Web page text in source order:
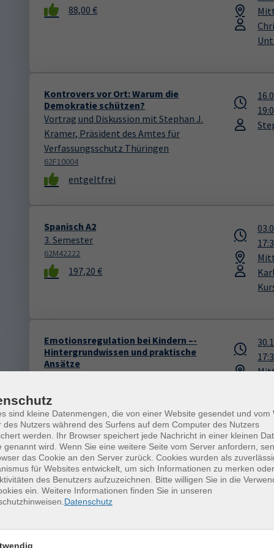
88,00 €
Kontrovers vor Ort: Warum die
Demokratie schützen?
Vortrag und Diskussion mit Stephan J.
Kramer, Präsident des Amtes für
Verfassungsschutz Thüringen
62F10004
entgeltfrei
Spanisch A2
3. Semester
62M42222
197,20 €
Emotionsregulation bei Kindern –-
Hintergrundwissen und praktische
Ansätze
Geschichte und Bedeutung des
sächsischen Dialekts
62M10914
entgeltfrei
sind kleine Datenmengen, die von einer Website gesendet und vom
des Nutzers während des Surfens auf dem Computer des Nutzers
werden. Ihr Browser speichert jede Nachricht in einer kleinen
genannt wird. Wenn Sie eine weitere Seite vom Server anfordern,
das Cookie an den Server zurück. Cookies wurden als
für Websites entwickelt, um sich Informationen zu merken
des Benutzers aufzuzeichnen. Bitte willigen Sie in die
ein. Weitere Informationen finden Sie in unseren
Datenschutz